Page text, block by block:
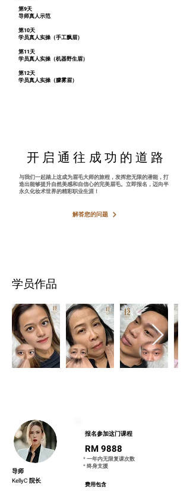
第9天
导师真人示范
第10天
学员真人实操（手工飘眉）
第11天
学员真人实操（机器野生眉）
第12天
​学员真人实操（朦雾眉）
开启通往成功的道路
开启通往成功的道路
与我们一起踏上这成为眉毛大师的旅程，发挥您无限的潜能，打
造出能够提升自然美感和自信心的完美眉毛。立即报名，迈向半
永久化妆术世界的精彩职业生涯！
解答您的问题
​学员作品
导师
KellyC 院长
​报名参加这门课程
RM 9888
* 一年内无限复课次数
* 终身支援
费用包含